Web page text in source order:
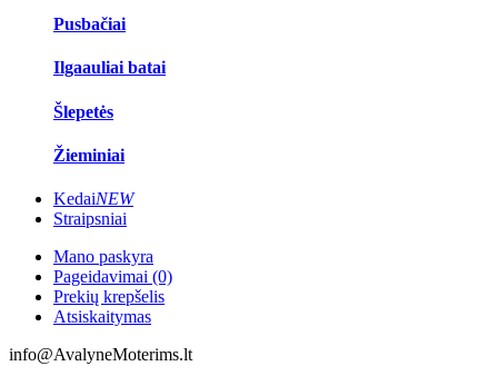
Pusbačiai
Ilgaauliai batai
Šlepetės
Žieminiai
KedaiNEW
Straipsniai
Mano paskyra
Pageidavimai (0)
Prekių krepšelis
Atsiskaitymas
info@AvalyneMoterims.lt